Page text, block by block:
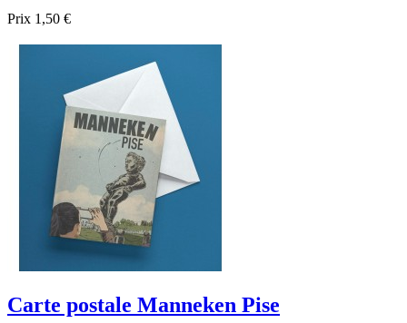
Prix 1,50 €
Carte postale Manneken Pise